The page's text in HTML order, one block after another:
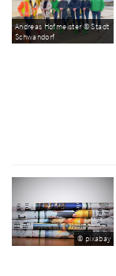
Andreas Hofmeister © Stadt
Schwandorf
© pixabay